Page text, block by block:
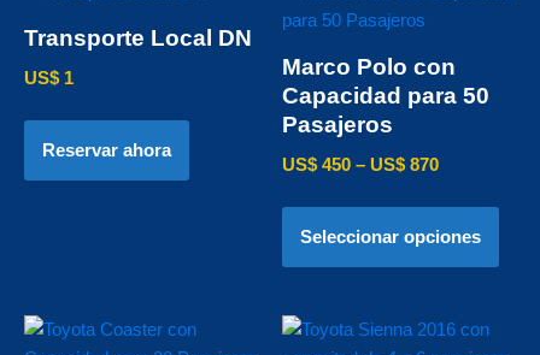
Transporte Local DN
US$ 1
Reservar ahora
Marco Polo con
Capacidad para 50
Pasajeros
US$ 450 – US$ 870
Seleccionar opciones